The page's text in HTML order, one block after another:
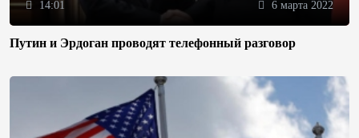
14:01 6 марта 2022
Путин и Эрдоган проводят телефонный разговор